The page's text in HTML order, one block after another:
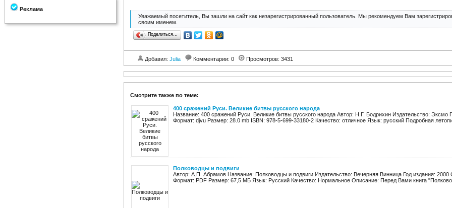
Реклама
Уважаемый посетитель, Вы зашли на сайт как незарегистрированный пользователь. Мы рекомендуем Вам
своим именем.
Поделиться…
Добавил: Julia Комментарии: 0 Просмотров: 3431
Смотрите также по теме:
400 сражений Руси. Великие битвы русского народа
Название: 400 сражений Руси. Великие битвы русского народа Автор: Н.Г. Бодрихин Издательство: Эксмо
Формат: djvu Размер: 28.0 mb ISBN: 978-5-699-33180-2 Качество: отличное Язык: русский Подробная
Полководцы и подвиги
Автор: А.П. Абрамов Название: Полководцы и подвиги Издательство: Вечерняя Винница Год издания: 2000
Формат: PDF Размер: 67,5 МБ Язык: Русский Качество: Нормальное Описание: Перед Вами книга